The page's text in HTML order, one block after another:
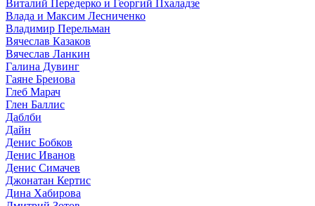
Виталий Передерко и Георгий Пхаладзе
Влада и Максим Лесниченко
Владимир Перельман
Вячеслав Казаков
Вячеслав Ланкин
Галина Дувинг
Гаяне Бреиова
Глеб Марач
Глен Баллис
Даблби
Дайн
Денис Бобков
Денис Иванов
Денис Симачев
Джонатан Кертис
Дина Хабирова